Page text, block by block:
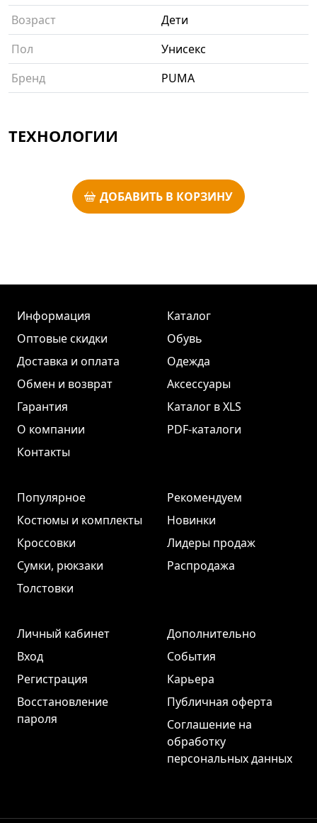
Возраст
Дети
Пол
Унисекс
Бренд
PUMA
ТЕХНОЛОГИИ
ДОБАВИТЬ В КОРЗИНУ
Информация
Оптовые скидки
Доставка и оплата
Обмен и возврат
Гарантия
О компании
Контакты
Каталог
Обувь
Одежда
Аксессуары
Каталог в XLS
PDF-каталоги
Популярное
Костюмы и комплекты
Кроссовки
Сумки, рюкзаки
Толстовки
Рекомендуем
Новинки
Лидеры продаж
Распродажа
Личный кабинет
Вход
Регистрация
Восстановление
пароля
Дополнительно
События
Карьера
Публичная оферта
Соглашение на
обработку
персональных данных